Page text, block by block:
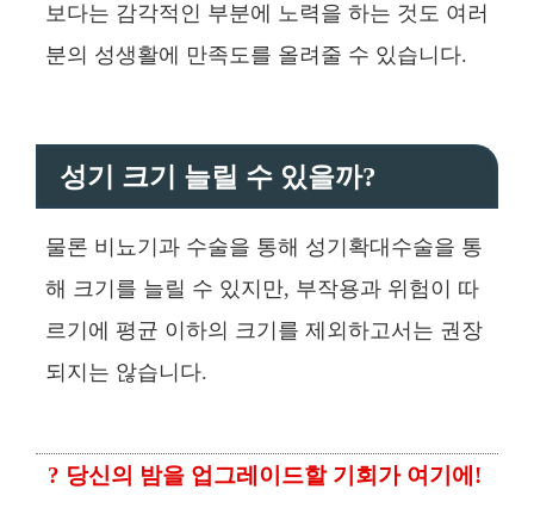
보다는 감각적인 부분에 노력을 하는 것도 여러
분의 성생활에 만족도를 올려줄 수 있습니다.
성기 크기 늘릴 수 있을까?
물론 비뇨기과 수술을 통해 성기확대수술을 통
해 크기를 늘릴 수 있지만, 부작용과 위험이 따
르기에 평균 이하의 크기를 제외하고서는 권장
되지는 않습니다.
? 당신의 밤을 업그레이드할 기회가 여기에!